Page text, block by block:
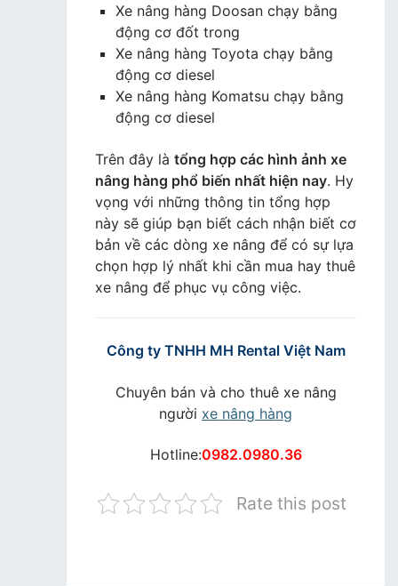
Xe nâng hàng Doosan chạy bằng
động cơ đốt trong
Xe nâng hàng Toyota chạy bằng
động cơ diesel
Xe nâng hàng Komatsu chạy bằng
động cơ diesel
Trên đây là tổng hợp các hình ảnh xe
nâng hàng phổ biến nhất hiện nay. Hy
vọng với những thông tin tổng hợp
này sẽ giúp bạn biết cách nhận biết cơ
bản về các dòng xe nâng để có sự lựa
chọn hợp lý nhất khi cần mua hay thuê
xe nâng để phục vụ công việc.
Công ty TNHH MH Rental Việt Nam
Chuyên bán và cho thuê xe nâng
người xe nâng hàng
Hotline:0982.0980.36
Rate this post